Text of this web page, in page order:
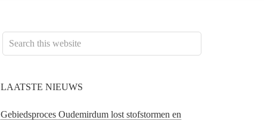
LAATSTE NIEUWS
Gebiedsproces Oudemirdum lost stofstormen en